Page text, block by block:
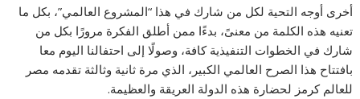
أخرى أوجه التحية لكل من شارك في هذا “المشروع العالمي”، بكل ما
تعنيه هذه الكلمة من معنىً، بدءًا ممن أطلق الفكرة مرورًا بكل من
شارك في الخطوات التنفيذية كافة، وصولًا إلى احتفالنا اليوم معا
بافتتاح هذا الصرح العالمي الكبير، الذي مرة ثانية وثالثة تقدمه مصر
للعالم كرمز لحضارة هذه الدولة العريقة والعظيمة.